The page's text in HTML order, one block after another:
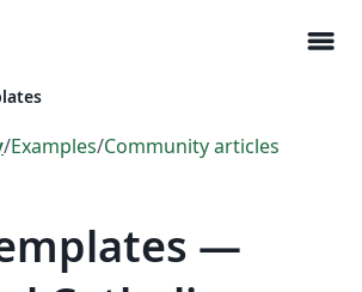
menu
/Examples/Community articles
—